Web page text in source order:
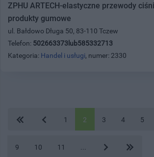
ZPHU ARTECH-elastyczne przewody
produkty gumowe
ul. Bałdowo Długa 50, 83-110 Tczew
Telefon: 502663373lub585332713
Kategoria: Handel i usługi, numer: 2330
1 2 3 4 5
9 10 11